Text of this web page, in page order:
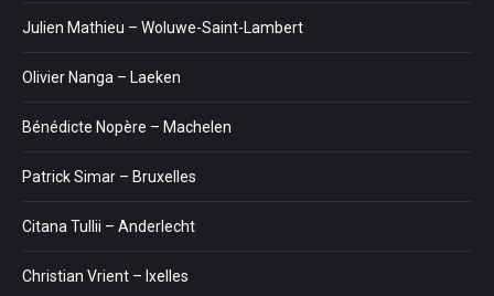
Julien Mathieu – Woluwe-Saint-Lambert
Olivier Nanga – Laeken
Bénédicte Nopère – Machelen
Patrick Simar – Bruxelles
Citana Tullii – Anderlecht
Christian Vrient – Ixelles